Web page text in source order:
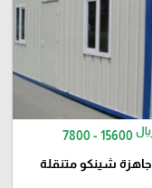
7800 - 15600
شينكو متنقلة